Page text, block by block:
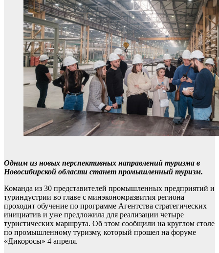
Одним из новых перспективных направлений туризма в
Новосибирской области станет промышленный туризм.
Команда из 30 представителей промышленных предприятий и
туриндустрии во главе с минэкономразвития региона
проходит обучение по программе Агентства стратегических
инициатив и уже предложила для реализации четыре
туристических маршрута. Об этом сообщили на круглом столе
по промышленному туризму, который прошел на форуме
«Дикоросы» 4 апреля.